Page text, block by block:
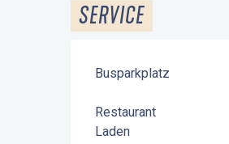
SERVICE
Busparkplatz
Restaurant
Laden